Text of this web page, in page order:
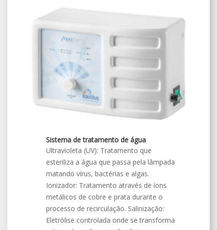
Sistema de tratamento de água
Ultravioleta (UV): Tratamento que
esteriliza a água que passa pela lâmpada
matando vírus, bactérias e algas.
Ionizador: Tratamento através de íons
metálicos de cobre e prata durante o
processo de recirculação. Salinização:
Eletrólise controlada onde se transforma